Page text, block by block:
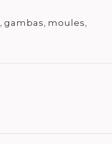
, gambas, moules,